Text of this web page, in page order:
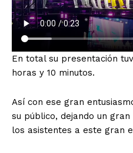
En total su presentación
horas y 10 minutos.
Así con ese gran
su público, dejando un
los asistentes a este gran